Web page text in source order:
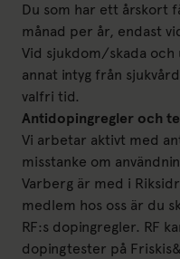
Du som har ett årskort
månad per år, endast
Vid sjukdom/skada och
annat intyg från
valfri tid.
Antidopingregler och
Vi arbetar aktivt med
misstanke om
Varberg är med i
medlem hos oss är du
RF:s dopingregler. RF
dopingtester på